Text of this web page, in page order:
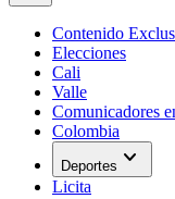
Contenido
Elecciones
Cali
Valle
Comunicadores
Colombia
Deportes expand_more
Licita